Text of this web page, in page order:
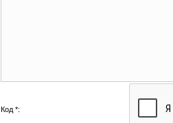
Код *: